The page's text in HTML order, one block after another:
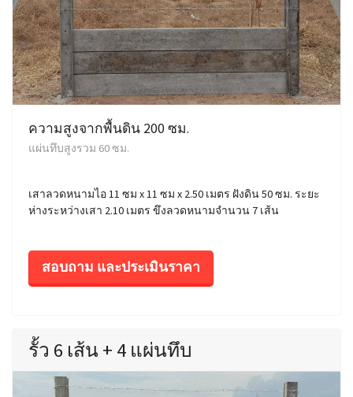
ความสูงจากพื้นดิน 200 ซม.
แผ่นทึบสูงรวม 60 ซม.
เสาลวดหนามไอ 11 ซม x 11 ซม x 2.50 เมตร ฝังดิน 50 ซม. ระยะ
ห่างระหว่างเสา 2.10 เมตร ขึงลวดหนามจำนวน 7 เส้น
สอบถาม และประเมินราคา
รั้ว 6 เส้น + 4 แผ่นทึบ